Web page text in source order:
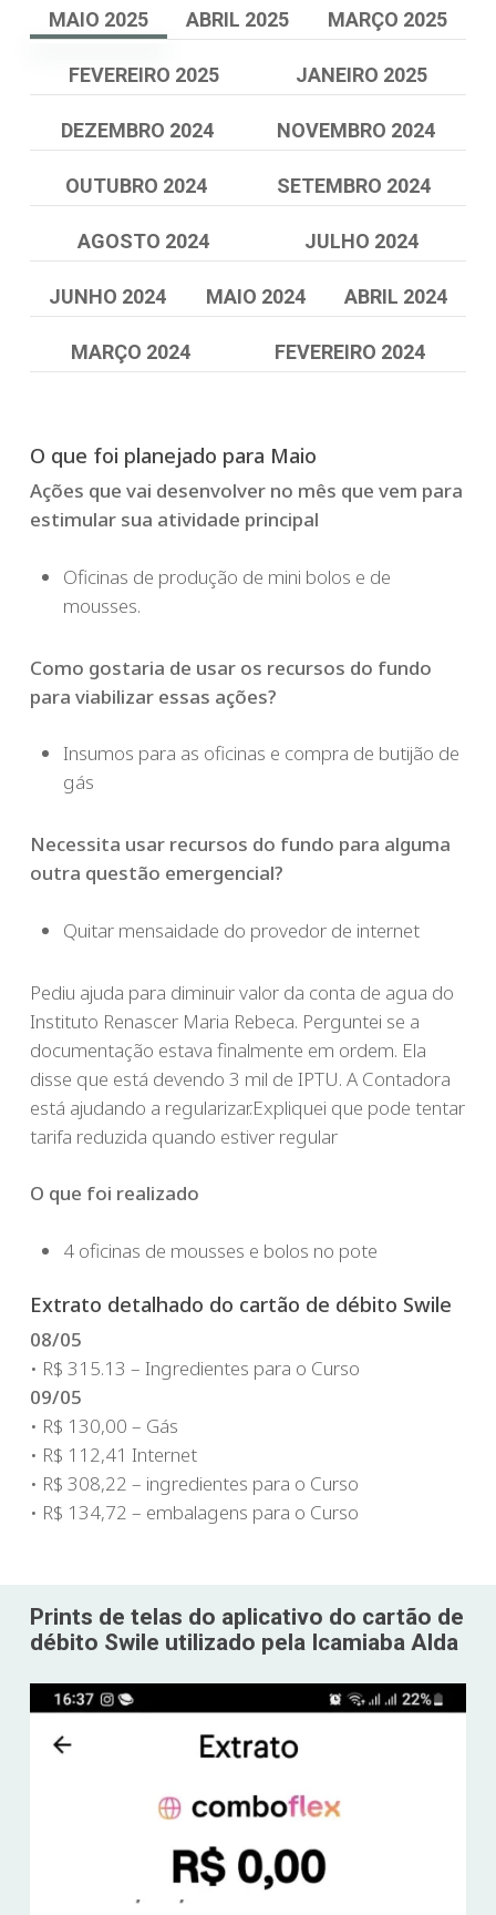
MAIO 2025 ABRIL 2025 MARÇO 2025
FEVEREIRO 2025 JANEIRO 2025
DEZEMBRO 2024 NOVEMBRO 2024
OUTUBRO 2024 SETEMBRO 2024
AGOSTO 2024 JULHO 2024
JUNHO 2024 MAIO 2024 ABRIL 2024
MARÇO 2024 FEVEREIRO 2024
O que foi planejado para Maio
Ações que vai desenvolver no mês que vem para
estimular sua atividade principal
Oficinas de produção de mini bolos e de
mousses.
Como gostaria de usar os recursos do fundo
para viabilizar essas ações?
Insumos para as oficinas e compra de butijão de
gás
Necessita usar recursos do fundo para alguma
outra questão emergencial?
Quitar mensaidade do provedor de internet
Pediu ajuda para diminuir valor da conta de agua do
Instituto Renascer Maria Rebeca. Perguntei se a
documentação estava finalmente em ordem. Ela
disse que está devendo 3 mil de IPTU. A Contadora
está ajudando a regularizar.Expliquei que pode tentar
tarifa reduzida quando estiver regular
O que foi realizado
4 oficinas de mousses e bolos no pote
Extrato detalhado do cartão de débito Swile
08/05
• R$ 315.13 – Ingredientes para o Curso
09/05
• R$ 130,00 – Gás
• R$ 112,41 Internet
• R$ 308,22 – ingredientes para o Curso
• R$ 134,72 – embalagens para o Curso
Prints de telas do aplicativo do cartão de
débito Swile utilizado pela Icamiaba Alda